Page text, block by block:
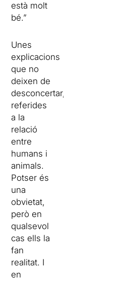
està molt
bé.”
Unes
explicacions
que no
deixen de
desconcertar,
referides
a la
relació
entre
humans i
animals.
Potser és
una
obvietat,
però en
qualsevol
cas ells la
fan
realitat. I
en